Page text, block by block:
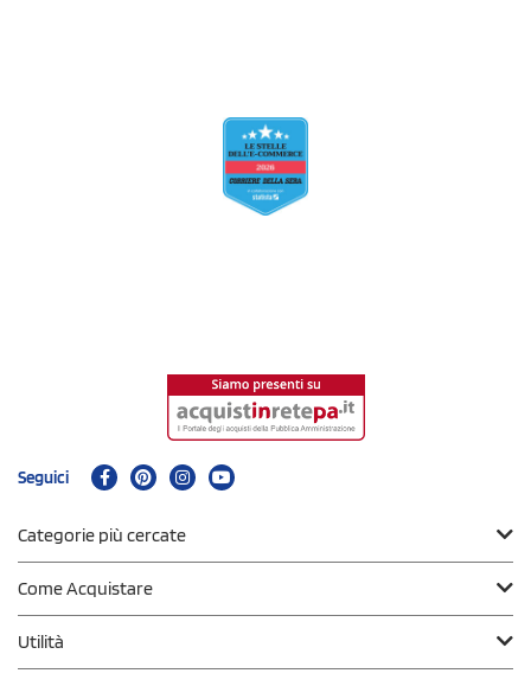
Seguici
Categorie più cercate
Come Acquistare
Utilità